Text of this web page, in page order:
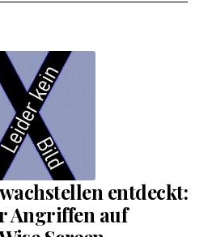
entdeckt:
Angriffen auf